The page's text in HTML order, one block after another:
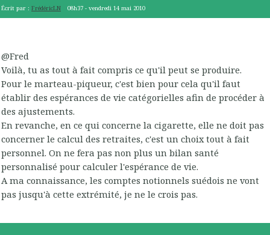
Écrit par : FrédéricLN 08h37 -vendredi 14 mai 2010
@Fred
Voilà, tu as tout à fait compris ce qu'il peut se produire.
Pour le marteau-piqueur, c'est bien pour cela qu'il faut
établir des espérances de vie catégorielles afin de procéder à
des ajustements.
En revanche, en ce qui concerne la cigarette, elle ne doit pas
concerner le calcul des retraites, c'est un choix tout à fait
personnel. On ne fera pas non plus un bilan santé
personnalisé pour calculer l'espérance de vie.
A ma connaissance, les comptes notionnels suédois ne vont
pas jusqu'à cette extrémité, je ne le crois pas.